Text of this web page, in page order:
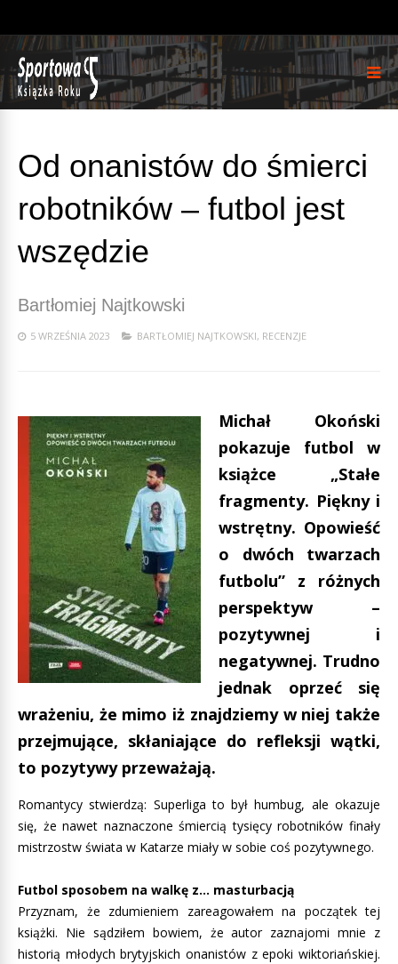
Od onanistów do śmierci
robotników – futbol jest
wszędzie
Bartłomiej Najtkowski
5 WRZEŚNIA 2023 BARTŁOMIEJ NAJTKOWSKI, RECENZJE
Michał Okoński
pokazuje futbol w
książce „Stałe
fragmenty. Piękny i
wstrętny. Opowieść
o dwóch twarzach
futbolu” z różnych
perspektyw –
pozytywnej i
negatywnej. Trudno
jednak oprzeć się
wrażeniu, że mimo iż znajdziemy w niej także
przejmujące, skłaniające do refleksji wątki,
to pozytywy przeważają.
Romantycy stwierdzą: Superliga to był humbug, ale okazuje
się, że nawet naznaczone śmiercią tysięcy robotników finały
mistrzostw świata w Katarze miały w sobie coś pozytywnego.
Futbol sposobem na walkę z… masturbacją
Przyznam, że zdumieniem zareagowałem na początek tej
książki. Nie sądziłem bowiem, że autor zaznajomi mnie z
historią młodych brytyjskich onanistów z epoki wiktoriańskiej.